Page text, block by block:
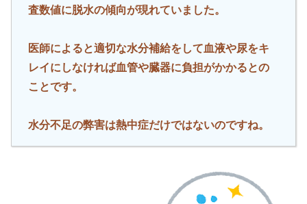
査数値に脱水の傾向が現れていました。
医師によると適切な水分補給をして血液や尿をキ
レイにしなければ血管や臓器に負担がかかるとの
ことです。
水分不足の弊害は熱中症だけではないのですね。